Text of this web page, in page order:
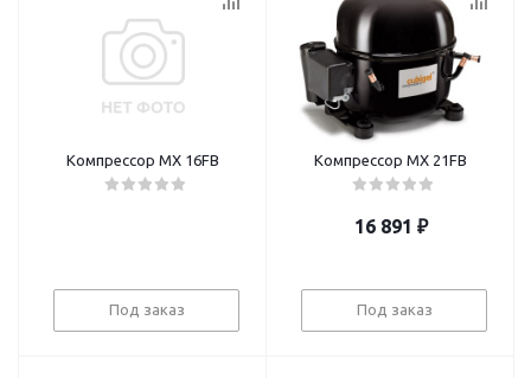
Компрессор MХ 16FB
Под заказ
Компрессор MХ 21FB
16 891 ₽
Под заказ